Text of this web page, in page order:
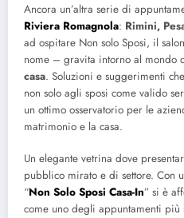
Ancora un’altra serie di
Riviera Romagnola: Rimini,
ad ospitare Non solo Sposi, il
nome – gravita intorno al mondo
casa. Soluzioni e suggerimenti
non solo agli sposi come valido
un ottimo osservatorio per le
matrimonio e la casa.
Un elegante vetrina dove
pubblico mirato e di settore. Con
“Non Solo Sposi Casa-In” si è
come uno degli appuntamenti più